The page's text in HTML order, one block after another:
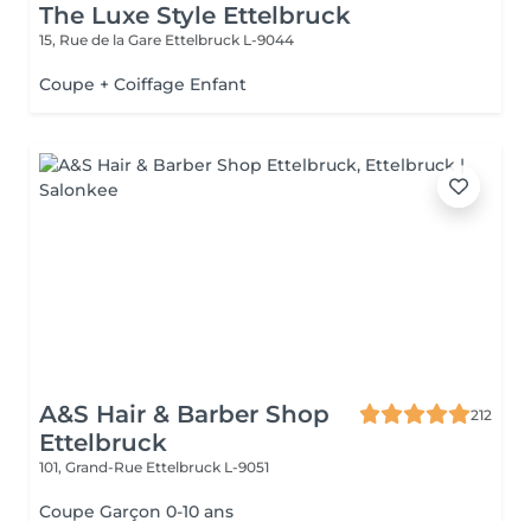
The Luxe Style Ettelbruck
15, Rue de la Gare Ettelbruck L-9044
Coupe + Coiffage Enfant
A&S Hair & Barber Shop
Ettelbruck
212
101, Grand-Rue Ettelbruck L-9051
Coupe Garçon 0-10 ans